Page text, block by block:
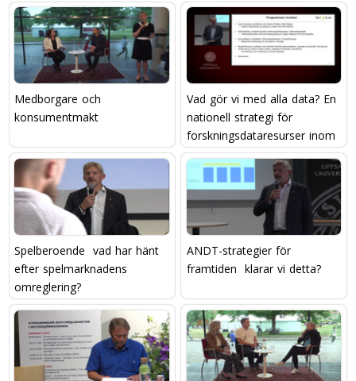
Medborgare och
konsumentmakt
Vad gör vi med alla data? En
nationell strategi för
forskningsdataresurser inom
life science
Spelberoende  vad har hänt
efter spelmarknadens
omreglering?
ANDT-strategier för
framtiden  klarar vi detta?